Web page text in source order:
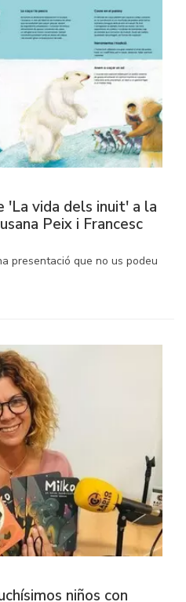
vida dels inuit' a la
Peix i Francesc
presentació que no us podeu
niños con